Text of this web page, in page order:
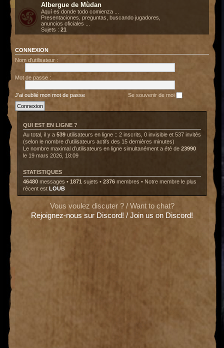
Albergue de Mùdan
Aquí es donde todo comienza ...
Presentaciones, preguntas, buscando jugadores,
anuncios oficiales ...
Sujets : 21
CONNEXION
Nom d’utilisateur :
Mot de passe :
J’ai oublié mon mot de passe Se souvenir de moi
QUI EST EN LIGNE ?
Au total, il y a 539 utilisateurs en ligne :: 2 inscrits, 0 invisible et 537 invités
(selon le nombre d’utilisateurs actifs des 15 dernières minutes)
Le nombre maximal d’utilisateurs en ligne simultanément a été de 23990
le 19 mars 2026, 18:09
STATISTIQUES
46480 messages • 1871 sujets • 2376 membres • Notre membre le plus
récent est LOUB
Vous voulez discuter ? / Want to chat?
Rejoignez-nous sur Discord! / Join us on Discord!